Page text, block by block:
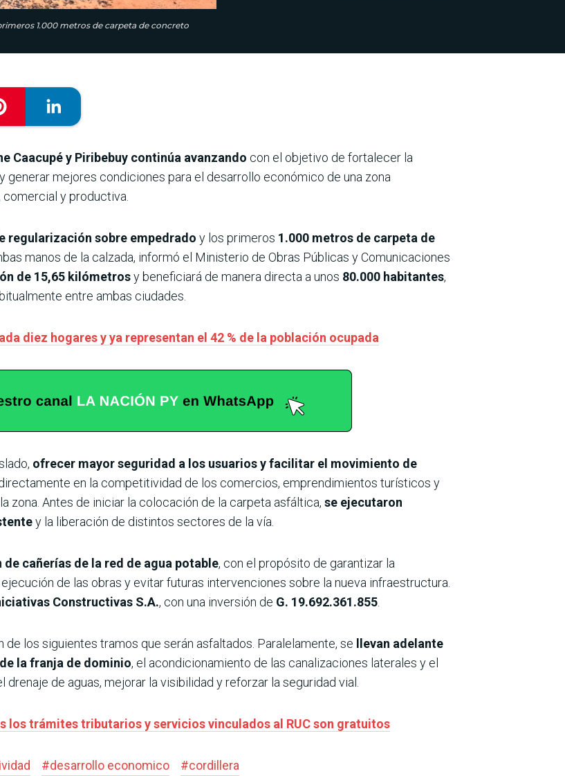
1.000 metros de carpeta de concreto
Caacupé y Piribebuy continúa avanzando con el objetivo de fortalecer la
mejores condiciones para el desarrollo económico de una zona
y productiva.
regularización sobre empedrado y los primeros 1.000 metros de carpeta de
manos de la calzada, informó el Ministerio de Obras Públicas y Comunicaciones
de 15,65 kilómetrosy beneficiará de manera directa a unos 80.000 habitantes,
entre ambas ciudades.
diez hogares y ya representan el 42 % de la población ocupada
ofrecer mayor seguridad a los usuarios y facilitar el movimiento de
en la competitividad de los comercios, emprendimientos turísticos y
zona. Antes de iniciar la colocación de la carpeta asfáltica, se ejecutaron
y la liberación de distintos sectores de la vía.
cañerías de la red de agua potable, con el propósito de garantizar la
de las obras y evitar futuras intervenciones sobre la nueva infraestructura.
Constructivas S.A., con una inversión de G. 19.692.361.855
los siguientes tramos que serán asfaltados. Paralelamente, se llevan adelante
la franja de dominio, el acondicionamiento de las canalizaciones laterales y el
de aguas, mejorar la visibilidad y reforzar la seguridad vial.
los trámites tributarios y servicios vinculados al RUC son gratuitos
#desarrollo economico #cordillera